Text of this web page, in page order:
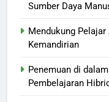
Sumber Daya
Mendukung
Kemandirian
Penemuan di
Pembelajaran